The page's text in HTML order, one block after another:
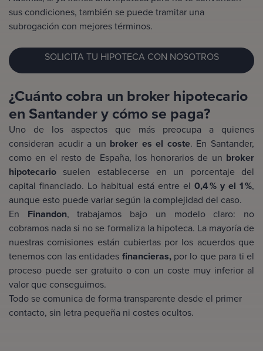
sus condiciones, también se puede tramitar una
subrogación con mejores términos.
SOLICITA TU HIPOTECA CON NOSOTROS
¿Cuánto cobra un broker hipotecario
en Santander y cómo se paga?
Uno de los aspectos que más preocupa a quienes
consideran acudir a un broker es el coste. En Santander,
como en el resto de España, los honorarios de un broker
hipotecariosuelen establecerse en un porcentaje del
capital financiado. Lo habitual está entre el 0,4 % y el 1 %,
aunque esto puede variar según la complejidad del caso.
En Finandon, trabajamos bajo un modelo claro: no
cobramos nada si no se formaliza la hipoteca. La mayoría de
nuestras comisiones están cubiertas por los acuerdos que
tenemos con las entidades financieras,por lo que para ti el
proceso puede ser gratuito o con un coste muy inferior al
valor que conseguimos.
Todo se comunica de forma transparente desde el primer
contacto, sin letra pequeña ni costes ocultos.